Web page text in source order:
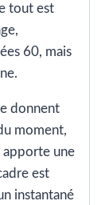
tout est
60, mais
donnent
moment,
apporte une
est
instantané